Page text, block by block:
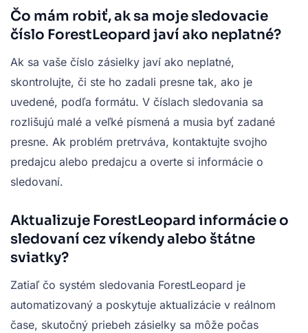
Čo mám robiť, ak sa moje sledovacie
číslo ForestLeopard javí ako neplatné?
Ak sa vaše číslo zásielky javí ako neplatné,
skontrolujte, či ste ho zadali presne tak, ako je
uvedené, podľa formátu. V číslach sledovania sa
rozlišujú malé a veľké písmená a musia byť zadané
presne. Ak problém pretrváva, kontaktujte svojho
predajcu alebo predajcu a overte si informácie o
sledovaní.
Aktualizuje ForestLeopard informácie o
sledovaní cez víkendy alebo štátne
sviatky?
Zatiaľ čo systém sledovania ForestLeopard je
automatizovaný a poskytuje aktualizácie v reálnom
čase, skutočný priebeh zásielky sa môže počas